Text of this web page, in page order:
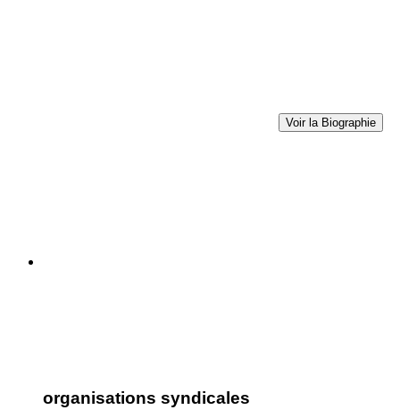
Voir la Biographie
organisations syndicales